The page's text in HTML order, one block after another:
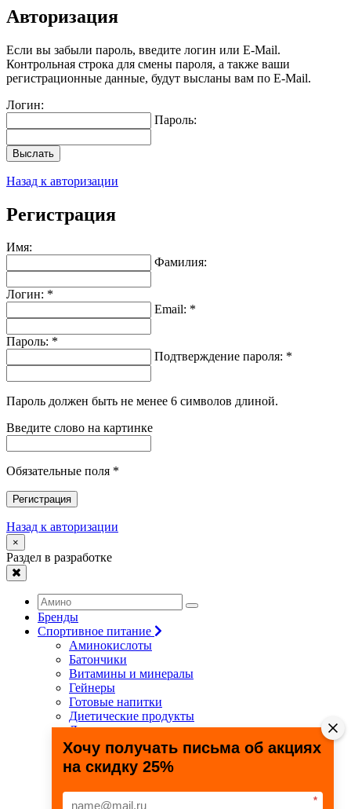
Авторизация
Если вы забыли пароль, введите логин или E-Mail.
Контрольная строка для смены пароля, а также ваши
регистрационные данные, будут высланы вам по E-Mail.
Логин:
Пароль:
Выслать
Назад к авторизации
Регистрация
Имя:
Фамилия:
Логин: *
Email: *
Пароль: *
Подтверждение пароля: *
Пароль должен быть не менее 6 символов длиной.
Введите слово на картинке
Обязательные поля *
Регистрация
Назад к авторизации
×
Раздел в разработке
Бренды
Спортивное питание
Аминокислоты
Батончики
Витамины и минералы
Гейнеры
Готовые напитки
Диетические продукты
Для связок и суставов
Жиросжигатели
Здоровье и долголетие
Креатин
Специальные препараты
Хочу получать письма об акциях
на скидку 25%
*